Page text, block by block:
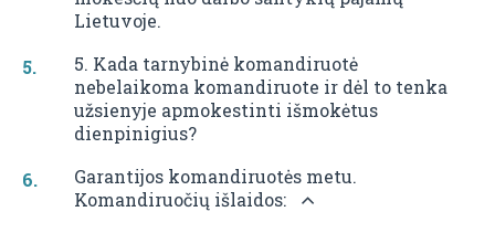
Lietuvoje.
5. Kada tarnybinė komandiruotė
nebelaikoma komandiruote ir dėl to tenka
užsienyje apmokestinti išmokėtus
dienpinigius?
Garantijos komandiruotės metu.
Komandiruočių išlaidos: